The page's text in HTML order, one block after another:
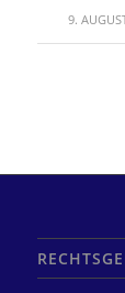
9. /